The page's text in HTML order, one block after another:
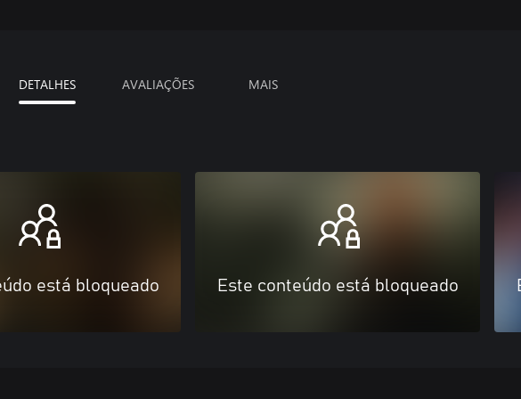
DETALHES AVALIAÇÕES MAIS
está bloqueado Este conteúdo está bloqueado